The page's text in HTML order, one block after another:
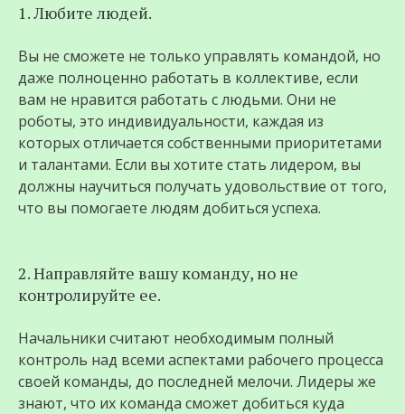
1. Любите людей.
Вы не сможете не только управлять командой, но
даже полноценно работать в коллективе, если
вам не нравится работать с людьми. Они не
роботы, это индивидуальности, каждая из
которых отличается собственными приоритетами
и талантами. Если вы хотите стать лидером, вы
должны научиться получать удовольствие от того,
что вы помогаете людям добиться успеха.
2. Направляйте вашу команду, но не
контролируйте ее.
Начальники считают необходимым полный
контроль над всеми аспектами рабочего процесса
своей команды, до последней мелочи. Лидеры же
знают, что их команда сможет добиться куда